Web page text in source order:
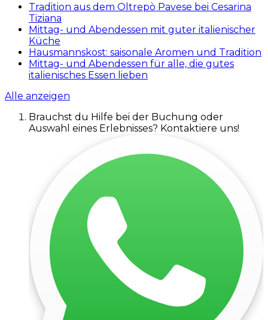
Tradition aus dem Oltrepò Pavese bei Cesarina
Tiziana
Mittag- und Abendessen mit guter italienischer
Küche
Hausmannskost: saisonale Aromen und Tradition
Mittag- und Abendessen für alle, die gutes
italienisches Essen lieben
Alle anzeigen
Brauchst du Hilfe bei der Buchung oder
Auswahl eines Erlebnisses? Kontaktiere uns!